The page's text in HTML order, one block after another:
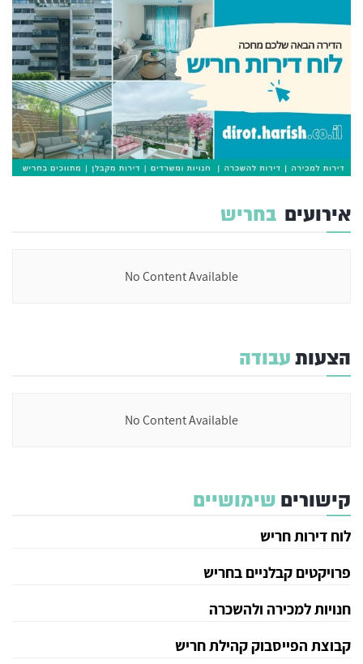
אירועים בחריש
No Content Available
הצעותעבודה
No Content Available
קישורים שימושיים
לוח דירות חריש
פרויקטים קבלניים בחריש
חנויות למכירה ולהשכרה
קבוצת הפייסבוק קהילת חריש